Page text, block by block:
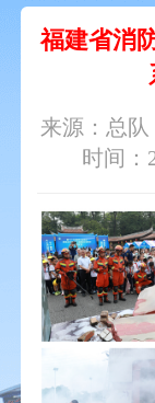
福建省消
来源：总队
时间：